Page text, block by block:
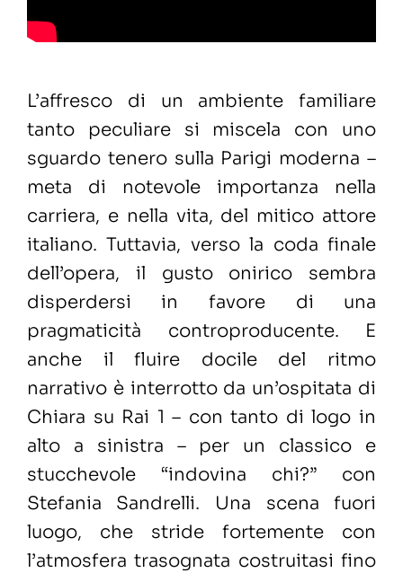
L’affresco di un ambiente familiare
tanto peculiare si miscela con uno
sguardo tenero sulla Parigi moderna –
meta di notevole importanza nella
carriera, e nella vita, del mitico attore
italiano. Tuttavia, verso la coda finale
dell’opera, il gusto onirico sembra
disperdersi in favore di una
pragmaticità controproducente. E
anche il fluire docile del ritmo
narrativo è interrotto da un’ospitata di
Chiara su Rai 1 – con tanto di logo in
alto a sinistra – per un classico e
stucchevole “indovina chi?” con
Stefania Sandrelli. Una scena fuori
luogo, che stride fortemente con
l’atmosfera trasognata costruitasi fino